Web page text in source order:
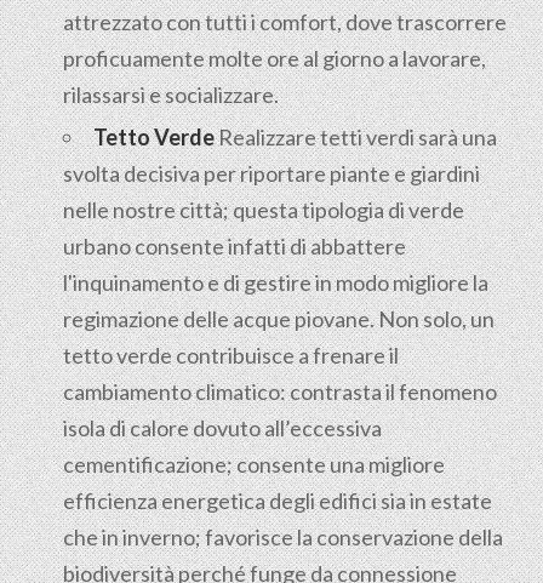
attrezzato con tutti i comfort, dove trascorrere
proficuamente molte ore al giorno a lavorare,
rilassarsi e socializzare.
Tetto VerdeRealizzare tetti verdi sarà una
svolta decisiva per riportare piante e giardini
nelle nostre città; questa tipologia di verde
urbano consente infatti di abbattere
l'inquinamento e di gestire in modo migliore la
regimazione delle acque piovane. Non solo, un
tetto verde contribuisce a frenare il
cambiamento climatico: contrasta il fenomeno
isola di calore dovuto all’eccessiva
cementificazione; consente una migliore
efficienza energetica degli edifici sia in estate
che in inverno; favorisce la conservazione della
biodiversità perché funge da connessione